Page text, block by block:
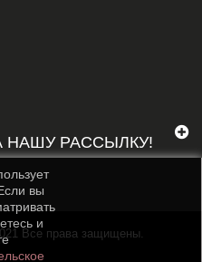
РАССЫЛКУ!
Все права защищены.
вы
и